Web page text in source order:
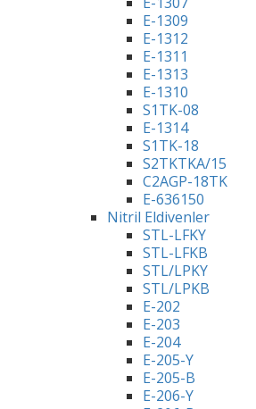
E-1309
E-1312
E-1311
E-1313
E-1310
S1TK-08
E-1314
S1TK-18
S2TKTKA/15
C2AGP-18TK
E-636150
Nitril Eldivenler
STL-LFKY
STL-LFKB
STL/LPKY
STL/LPKB
E-202
E-203
E-204
E-205-Y
E-205-B
E-206-Y